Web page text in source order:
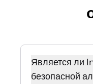
Является ли
безопасной